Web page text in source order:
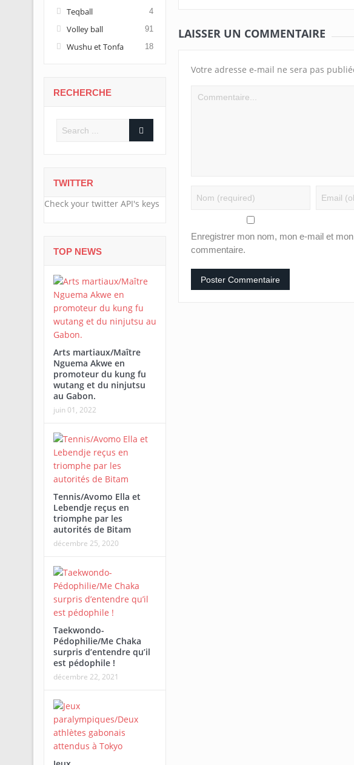
LAISSER UN COMMENTAIRE
Votre adresse e-mail ne sera pas
Enregistrer mon nom, mon e-mail et
commentaire.
Teqball 4
Volley ball 91
Wushu et Tonfa 18
RECHERCHE
TWITTER
Check your twitter API's keys
TOP NEWS
Arts martiaux/Maître
Nguema Akwe en
promoteur du kung fu
wutang et du ninjutsu
au Gabon.
juin 01, 2022
Tennis/Avomo Ella et
Lebendje reçus en
triomphe par les
autorités de Bitam
décembre 25, 2020
Taekwondo-
Pédophilie/Me Chaka
surpris d’entendre qu’il
est pédophile !
décembre 22, 2021